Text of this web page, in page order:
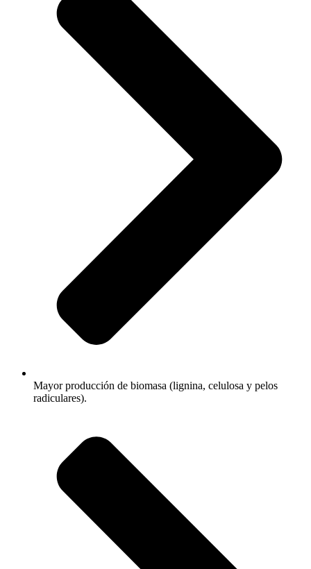
Mayor producción de biomasa (lignina, celulosa y pelos
radiculares).